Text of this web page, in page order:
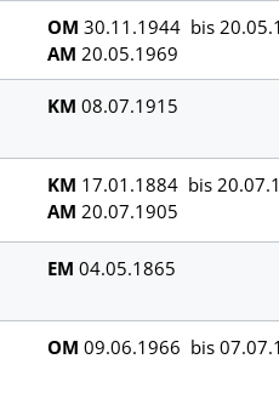
OM 30.11.1944 bis
AM 20.05.1969
KM 08.07.1915
KM 17.01.1884 bis
AM 20.07.1905
EM 04.05.1865
OM 09.06.1966 bis